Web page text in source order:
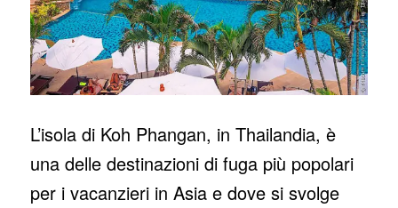
L’isola di Koh Phangan, in Thailandia, è
una delle destinazioni di fuga più popolari
per i vacanzieri in Asia e dove si svolge